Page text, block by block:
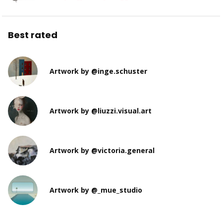
Best rated
Artwork by @inge.schuster
Artwork by @liuzzi.visual.art
Artwork by @victoria.general
Artwork by @_mue_studio